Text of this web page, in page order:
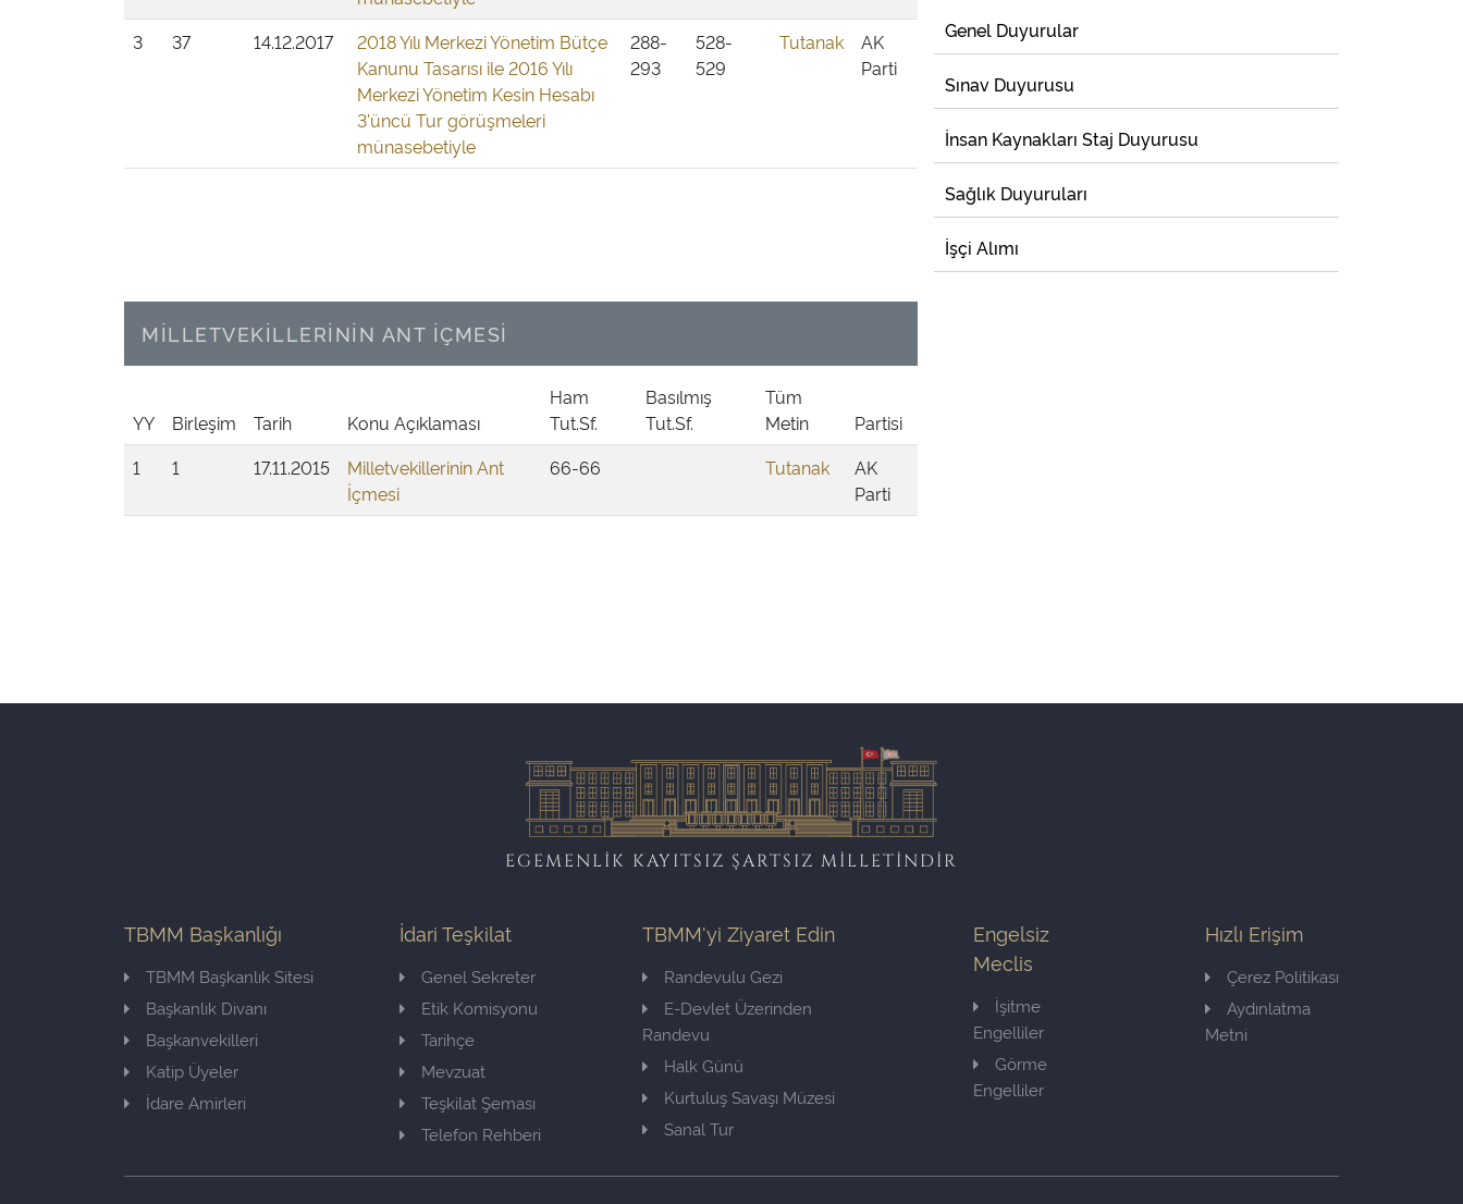
3 37 14.12.2017
2018 Yılı Merkezi Yönetim Bütçe
Kanunu Tasarısı ile 2016 Yılı
Merkezi Yönetim Kesin Hesabı
3'üncü Tur görüşmeleri
münasebetiyle
288-
293
528-
529
Tutanak
AK
Parti
MİLLETVEKİLLERİNİN ANT İÇMESİ
YY Birleşim Tarih Konu Açıklaması
Ham
Tut.Sf.
Basılmış
Tut.Sf.
Tüm
Metin
Partisi
1
1 17.11.2015
Milletvekillerinin Ant
İçmesi
66-66 Tutanak
AK
Parti
Genel Duyurular
Sınav Duyurusu
İnsan Kaynakları Staj Duyurusu
Sağlık Duyuruları
İşçi Alımı
EGEMENLİK KAYITSIZ ŞARTSIZ MİLLETİNDİR
TBMM Başkanlığı
TBMM Başkanlık Sitesi
Başkanlık Divanı
Başkanvekilleri
Katip Üyeler
İdare Amirleri
İdari Teşkilat
Genel Sekreter
Etik Komisyonu
Tarihçe
Mevzuat
Teşkilat Şeması
Telefon Rehberi
TBMM'yi Ziyaret Edin
Randevulu Gezi
E-Devlet Üzerinden
Randevu
Halk Günü
Kurtuluş Savaşı Müzesi
Sanal Tur
Engelsiz
Meclis
İşitme
Engelliler
Görme
Engelliler
Hızlı Erişim
Çerez Politikası
Aydınlatma
Metni